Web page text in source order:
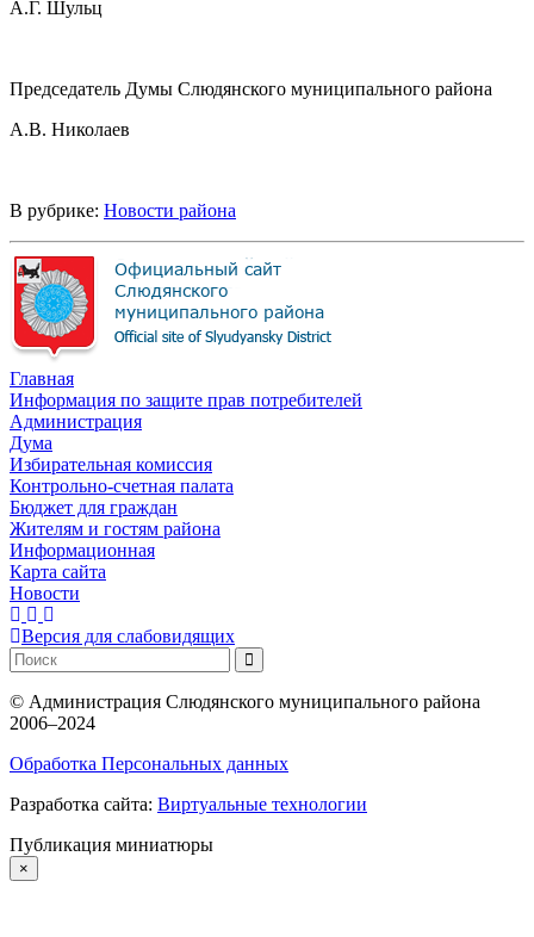
А.Г. Шульц
Председатель Думы Слюдянского муниципального района
А.В. Николаев
В рубрике: Новости района
Главная
Информация по защите прав потребителей
Администрация
Дума
Избирательная комиссия
Контрольно-счетная палата
Бюджет для граждан
Жителям и гостям района
Информационная
Карта сайта
Новости
Версия для слабовидящих
© Администрация Слюдянского муниципального района
2006–2024
Обработка Персональных данных
Разработка сайта: Виртуальные технологии
Публикация миниатюры
×